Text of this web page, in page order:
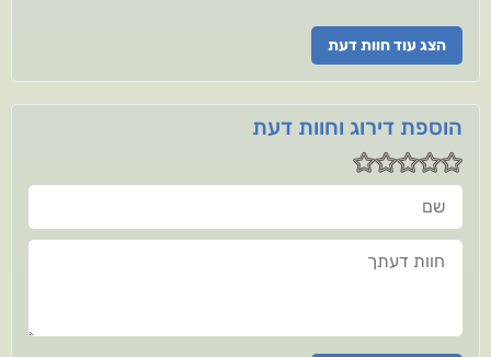
הצג עוד חוות דעת
הוספת דירוג וחוות דעת
שם
חוות דעתך